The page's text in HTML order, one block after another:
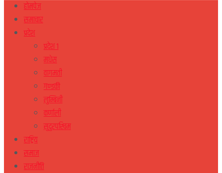
होमपेज
समाचार
प्रदेश
प्रदेश १
मधेस
वागमती
गण्डकी
लुम्बिनी
कर्णाली
सुदुरपस्चिम
राष्ट्रिय
समाज
राजनीति